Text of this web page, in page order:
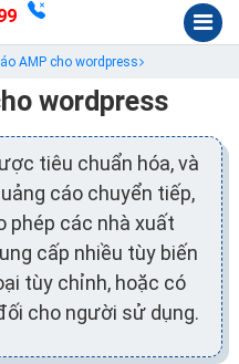
AMP cho wordpress
wordpress
tiêu chuẩn hóa, và
cáo chuyển tiếp,
phép các nhà xuất
cấp nhiều tùy biến
tùy chỉnh, hoặc có
cho người sử dụng.